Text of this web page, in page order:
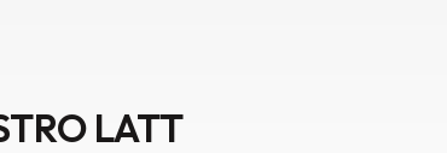
LATT